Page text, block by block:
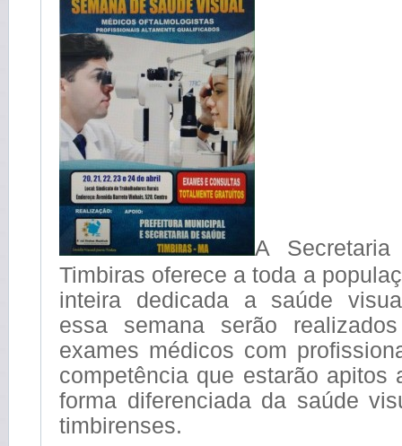
A
Timbiras oferece a toda a
inteira dedicada a saúde
essa semana serão
exames médicos com
competência que estarão apitos
forma diferenciada da saúde
timbirenses.